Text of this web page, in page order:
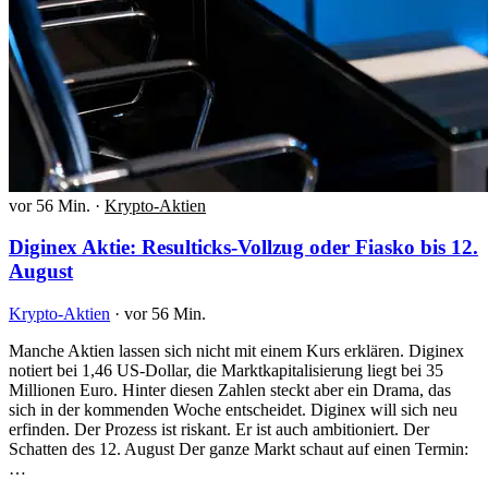
vor 56 Min. · Krypto-Aktien
Diginex Aktie: Resulticks-Vollzug oder Fiasko bis 12.
August
Krypto-Aktien · vor 56 Min.
Manche Aktien lassen sich nicht mit einem Kurs erklären. Diginex
notiert bei 1,46 US-Dollar, die Marktkapitalisierung liegt bei 35
Millionen Euro. Hinter diesen Zahlen steckt aber ein Drama, das
sich in der kommenden Woche entscheidet. Diginex will sich neu
erfinden. Der Prozess ist riskant. Er ist auch ambitioniert. Der
Schatten des 12. August Der ganze Markt schaut auf einen Termin:
…